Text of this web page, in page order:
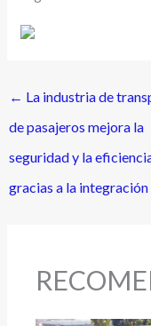
← La industria de
de pasajeros mejora la
seguridad y la
gracias a la integración